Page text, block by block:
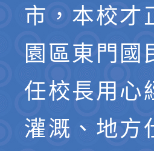
市，本校才
園區東門國
任校長用心
灌溉、地方